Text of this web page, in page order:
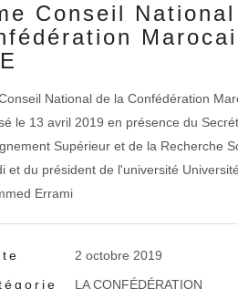
Conseil
National de la Confédération
le 13 avril 2019 en présence du
Supérieur et de la Recherche
et du président de l'université
Errami
2 octobre 2019
LA CONFÉDÉRATION